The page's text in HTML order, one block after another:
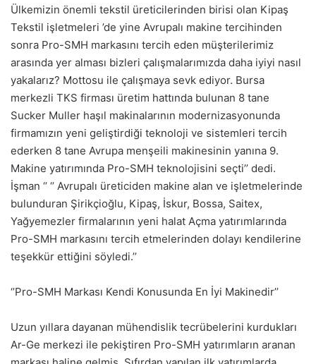
Ülkemizin önemli tekstil üreticilerinden birisi olan Kipaş
Tekstil işletmeleri ’de yine Avrupalı makine tercihinden
sonra Pro-SMH markasını tercih eden müşterilerimiz
arasında yer alması bizleri çalışmalarımızda daha iyiyi nasıl
yakalarız? Mottosu ile çalışmaya sevk ediyor. Bursa
merkezli TKS firması üretim hattında bulunan 8 tane
Sucker Muller haşıl makinalarının modernizasyonunda
firmamızın yeni geliştirdiği teknoloji ve sistemleri tercih
ederken 8 tane Avrupa menşeili makinesinin yanına 9.
Makine yatırımında Pro-SMH teknolojisini seçti’’ dedi.
İşman ‘’ ‘’ Avrupalı üreticiden makine alan ve işletmelerinde
bulunduran Şirikçioğlu, Kipaş, İskur, Bossa, Saitex,
Yağyemezler firmalarının yeni halat Açma yatırımlarında
Pro-SMH markasını tercih etmelerinden dolayı kendilerine
teşekkür ettiğini söyledi.’’
‘’Pro-SMH Markası Kendi Konusunda En İyi Makinedir’’
Uzun yıllara dayanan mühendislik tecrübelerini kurdukları
Ar-Ge merkezi ile pekiştiren Pro-SMH yatırımların aranan